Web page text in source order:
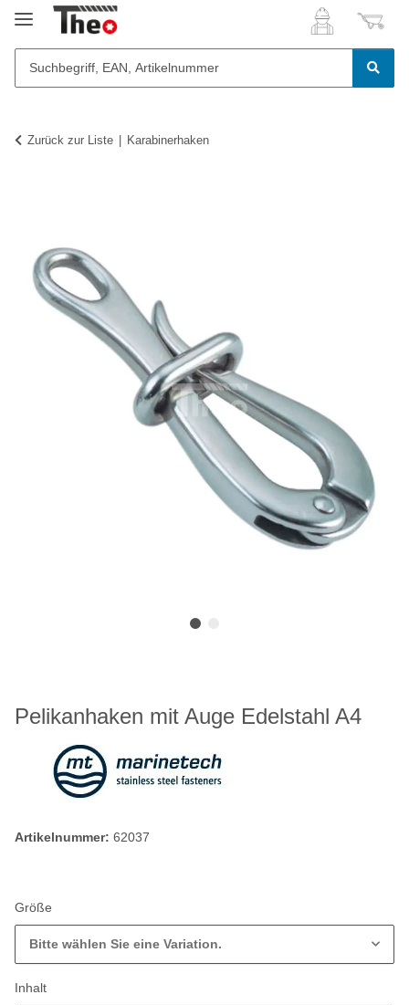
Zurück zur Liste Karabinerhaken
Pelikanhaken mit Auge Edelstahl A4
Artikelnummer: 62037
Größe
Bitte wählen Sie eine Variation.
Inhalt